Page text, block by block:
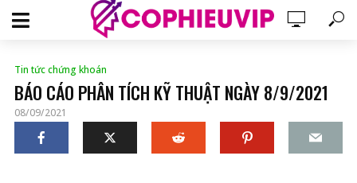
Tin tức chứng khoán
BÁO CÁO PHÂN TÍCH KỸ THUẬT NGÀY 8/9/2021
08/09/2021